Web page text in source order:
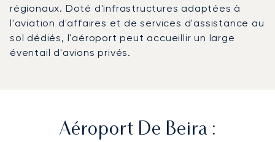
régionaux. Doté d'infrastructures adaptées à
l'aviation d'affaires et de services d'assistance au
sol dédiés, l'aéroport peut accueillir un large
éventail d'avions privés.
Aéroport De Beira :